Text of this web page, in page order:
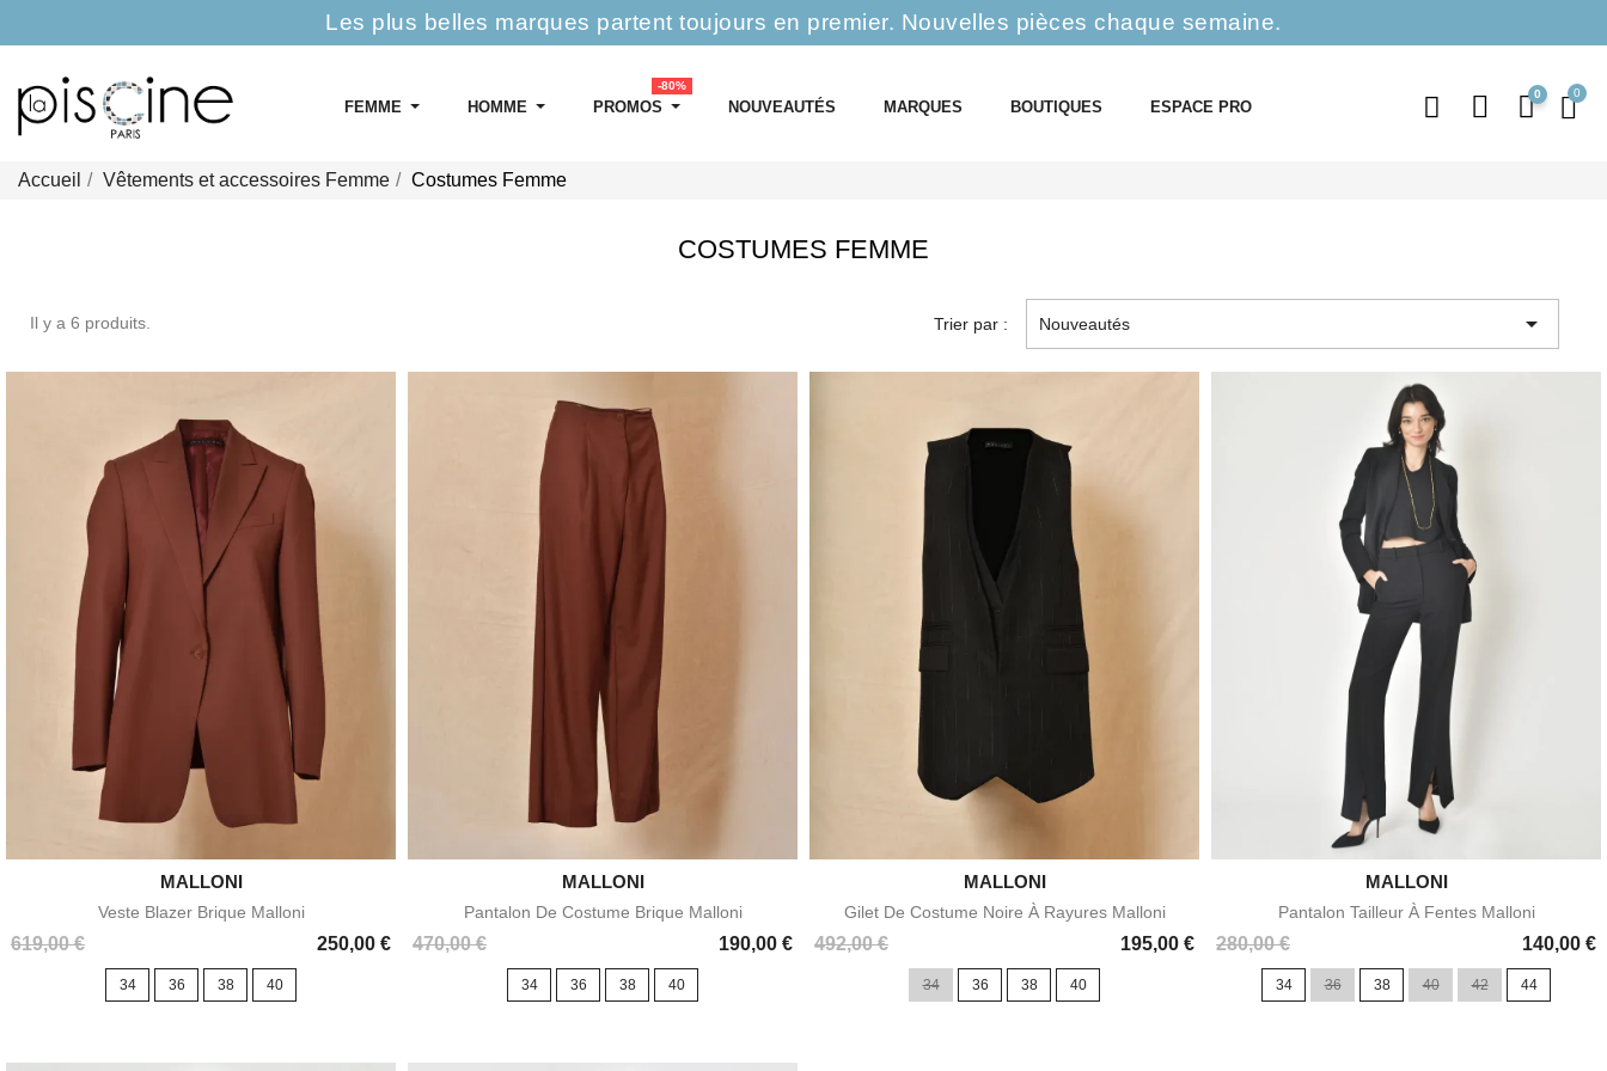
Les plus belles marques partent toujours en premier. Nouvelles pièces chaque semaine.
FEMME HOMME PROMOS
-80%
NOUVEAUTÉS MARQUES BOUTIQUES ESPACE PRO
0
Accueil Vêtements et accessoires Femme Costumes Femme
COSTUMES FEMME
Il y a 6 produits. Trier par : Nouveautés 
Aperçu rapide
MALLONI
Veste Blazer Brique Malloni
619,00 € 250,00 €
Prix
34 36 38 40
Aperçu rapide
MALLONI
Pantalon De Costume Brique Malloni
470,00 € 190,00 €
Prix
34 36 38 40
Aperçu rapide
MALLONI
Gilet De Costume Noire À Rayures Malloni
492,00 € 195,00 €
Prix
34 36 38 40
Aperçu rapide
MALLONI
Pantalon Tailleur À Fentes Malloni
280,00 € 140,00 €
Prix
34 36 38 40 42 44